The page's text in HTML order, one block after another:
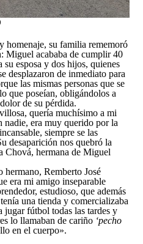
homenaje, su familia rememoró
Miguel acababa de cumplir 40
su esposa y dos hijos, quienes
desplazaron de inmediato para
las mismas personas que se
que poseían, obligándolos a
de su pérdida.
quería muchísimo a mi
nadie, era muy querido por la
siempre se las
desaparición nos quebró la
Chová, hermana de Miguel
hermano, Remberto José
era mi amigo inseparable
estudioso, que además
una tienda y comercializaba
jugar fútbol todas las tardes y
lo llamaban de cariño ‘pecho
en el cuerpo».